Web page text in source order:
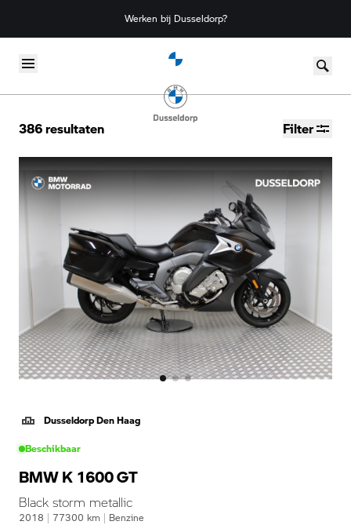
Werken bij Dusseldorp?
Skip to content
386resultaten Filter
Dusseldorp Den Haag
Beschikbaar
BMW K 1600 GT
Black storm metallic
2018 | 77300 km | Benzine